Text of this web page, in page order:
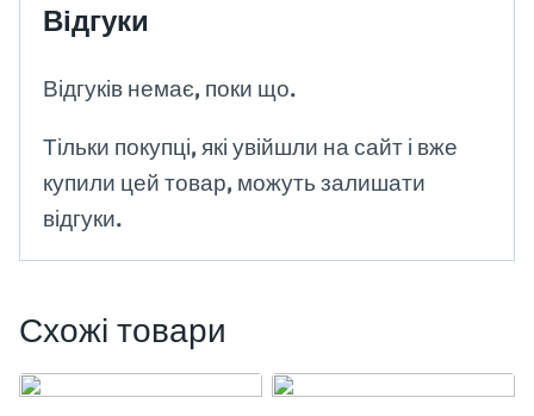
Відгуки
Відгуків немає, поки що.
Тільки покупці, які увійшли на сайт і вже
купили цей товар, можуть залишати
відгуки.
Схожі товари